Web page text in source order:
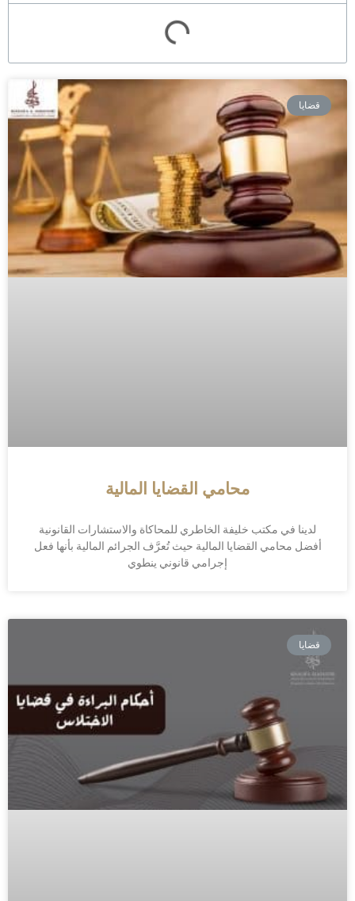
قضايا
محامي القضايا المالية
لدينا في مكتب خليفة الخاطري للمحاكاة والاستشارات القانونية
أفضل محامي القضايا المالية حيث تُعرَّف الجرائم المالية بأنها فعل
إجرامي قانوني ينطوي
قضايا